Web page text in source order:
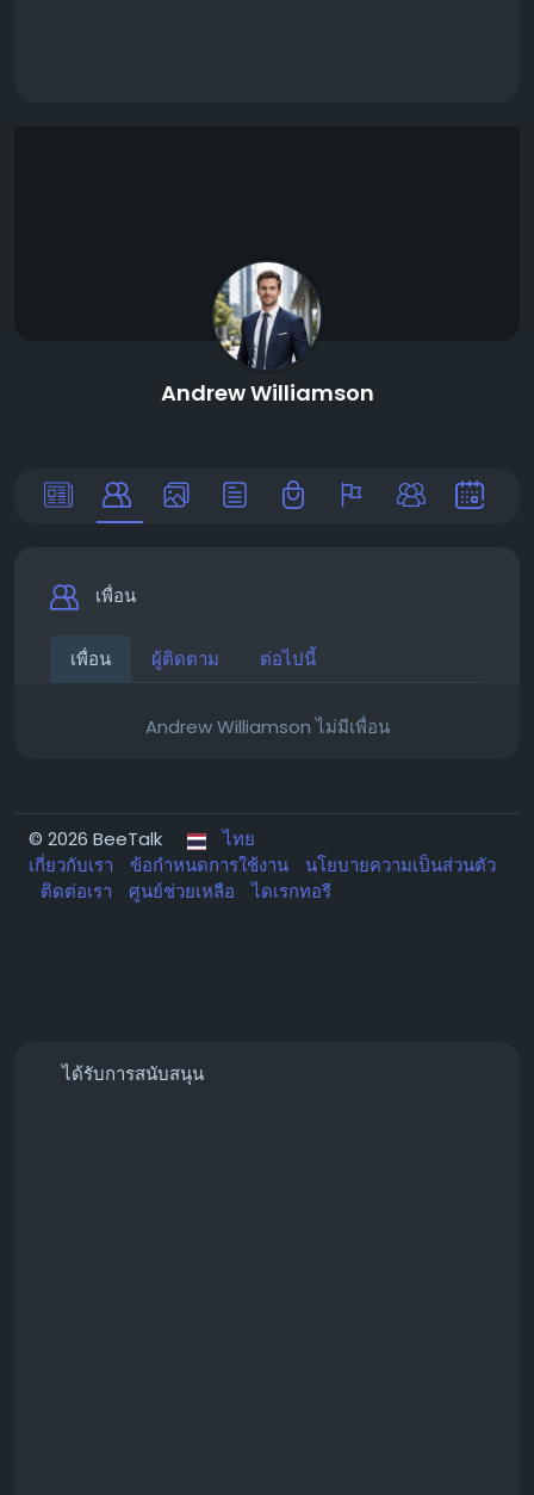
Andrew Williamson
เพื่อน
เพื่อน ผู้ติดตาม ต่อไปนี้
Andrew Williamson ไม่มีเพื่อน
© 2026 BeeTalk
ไทย
เกี่ยวกับเรา
ข้อกำหนดการใช้งาน
นโยบายความเป็นส่วนตัว
ติดต่อเรา
ศูนย์ช่วยเหลือ ไดเรกทอรี
ได้รับการสนับสนุน